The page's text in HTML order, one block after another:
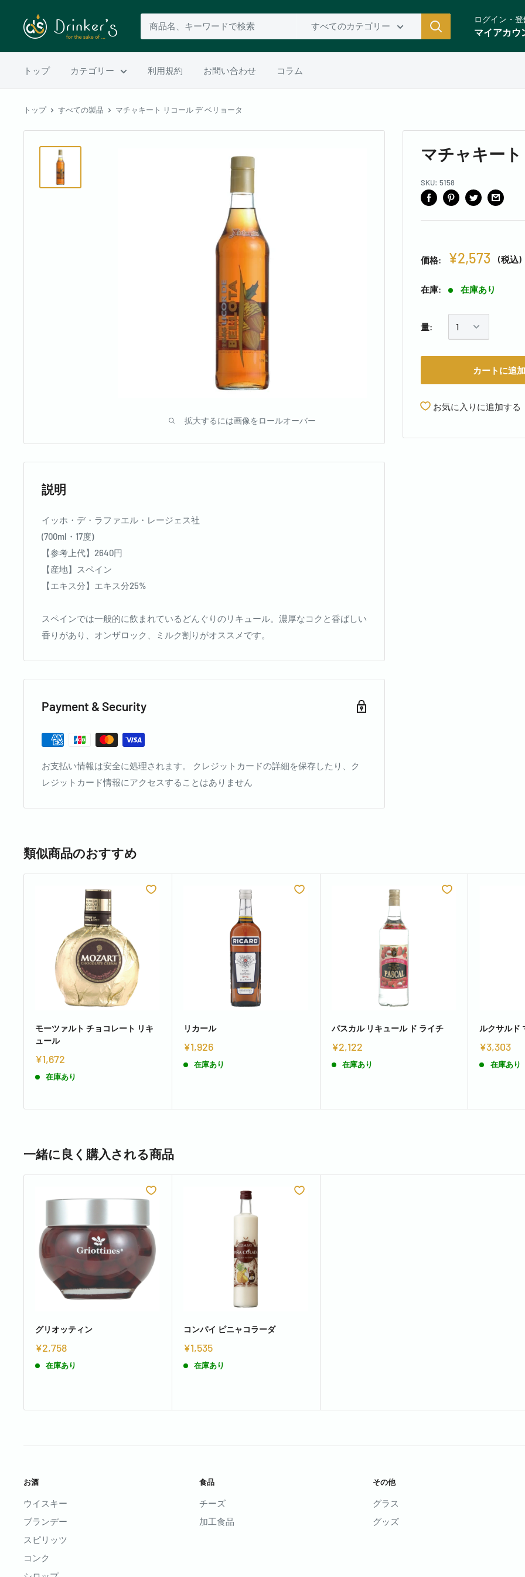
すべてのカテゴリー
ログイン・
マイアカウ
トップ カテゴリー 利用規約 お問い合わせ コラム
トップ すべての製品 マチャキート リコール デ ベリョータ
拡大するには画像をロールオーバー
マチャキー
SKU: 5158
価格: ¥2,573 (税込)
在庫: 在庫あり
量:
カートに追
お気に入りに追加する
説明
イッホ・デ・ラファエル・レージェス社
(700ml・17度)
【参考上代】2640円
【産地】スペイン
【エキス分】エキス分25%
スペインでは一般的に飲まれているどんぐりのリキュール。濃厚なコクと香ばしい
香りがあり、オンザロック、ミルク割りがオススメです。
Payment & Security
お支払い情報は安全に処理されます。 クレジットカードの詳細を保存したり、ク
レジットカード情報にアクセスすることはありません
類似商品のおすすめ
モーツァルト チョコレート リキ
ュール
¥1,672
在庫あり
リカール
¥1,926
在庫あり
パスカル リキュール ド ライチ
¥2,122
在庫あり
ルクサルド
¥3,303
在庫あり
一緒に良く購入される商品
グリオッティン
¥2,758
在庫あり
コンパイ ピニャコラーダ
¥1,535
在庫あり
お酒
ウイスキー
ブランデー
スピリッツ
コンク
食品
チーズ
加工食品
その他
グラス
グッズ